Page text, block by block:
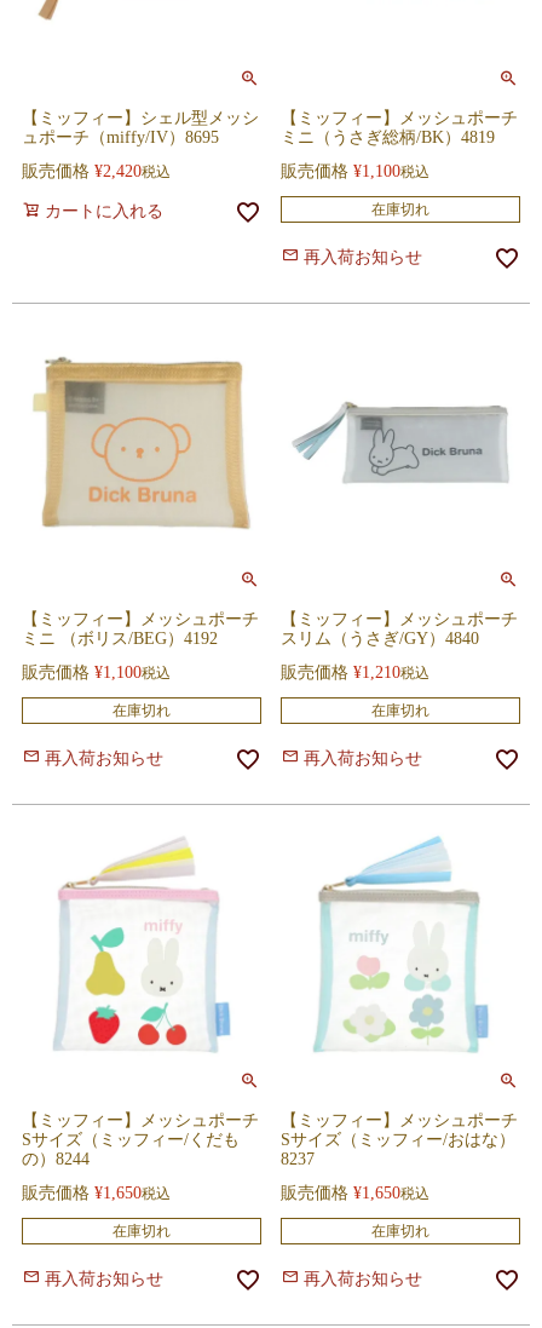
【ミッフィー】シェル型メッシ
ュポーチ（miffy/IV）8695
販売価格 ¥2,420税込
カートに入れる
【ミッフィー】メッシュポーチ
ミニ（うさぎ総柄/BK）4819
販売価格 ¥1,100税込
在庫切れ
再入荷お知らせ
【ミッフィー】メッシュポーチ
ミニ （ボリス/BEG）4192
販売価格 ¥1,100税込
在庫切れ
再入荷お知らせ
【ミッフィー】メッシュポーチ
スリム（うさぎ/GY）4840
販売価格 ¥1,210税込
在庫切れ
再入荷お知らせ
【ミッフィー】メッシュポーチ
Sサイズ（ミッフィー/くだも
の）8244
販売価格 ¥1,650税込
在庫切れ
再入荷お知らせ
【ミッフィー】メッシュポーチ
Sサイズ（ミッフィー/おはな）
8237
販売価格 ¥1,650税込
在庫切れ
再入荷お知らせ